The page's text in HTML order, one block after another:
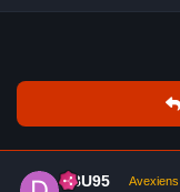
DBU95 Avexiens